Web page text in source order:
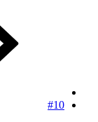
#10